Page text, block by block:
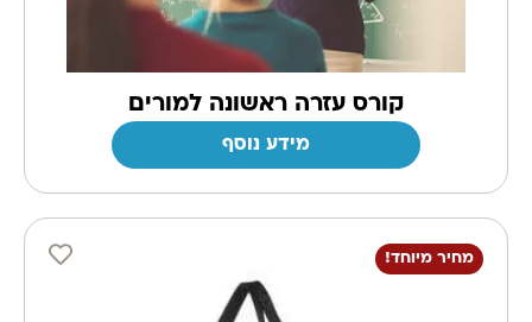
קורס עזרה ראשונה למורים
מידע נוסף
מחיר מיוחד!